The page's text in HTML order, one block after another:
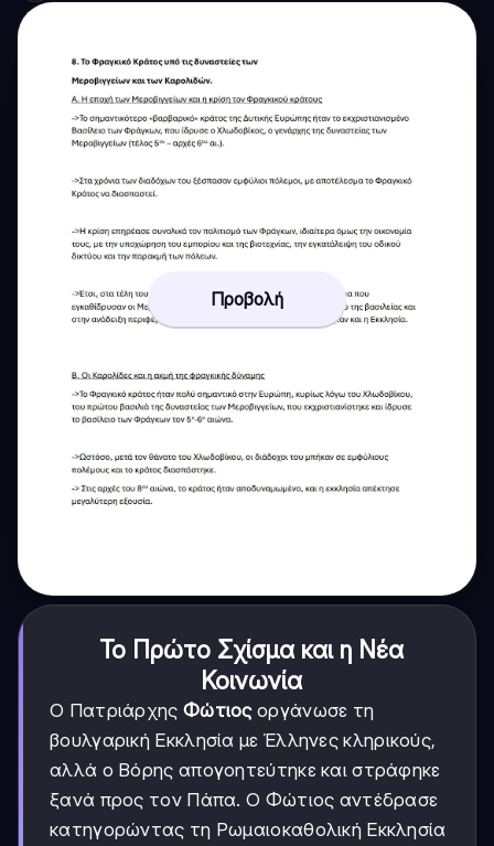
Προβολή
Το Πρώτο Σχίσμα και η Νέα
Κοινωνία
Ο Πατριάρχης Φώτιοςοργάνωσε τη
βουλγαρική Εκκλησία με Έλληνες κληρικούς,
αλλά ο Βόρης απογοητεύτηκε και στράφηκε
ξανά προς τον Πάπα. Ο Φώτιος αντέδρασε
κατηγορώντας τη Ρωμαιοκαθολική Εκκλησία